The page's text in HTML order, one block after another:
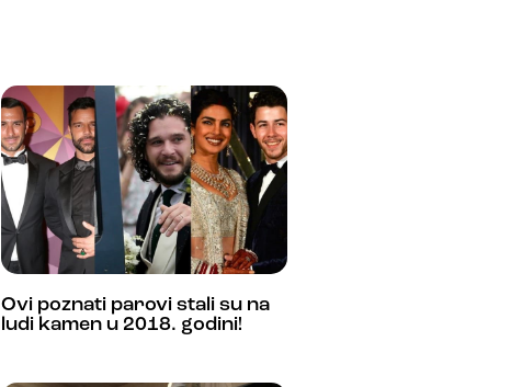
Ovi poznati parovi stali su na
ludi kamen u 2018. godini!